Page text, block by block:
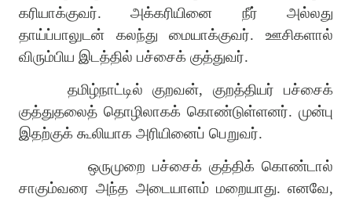
கரியாக்குவர். அக்கரியினை நீர் அல்லது
தாய்ப்பாலுடன் கலந்து மையாக்குவர். ஊசிகளால்
விரும்பிய இடத்தில் பச்சைக் குத்துவர்.
தமிழ்நாட்டில் குறவன், குறத்தியர் பச்சைக்
குத்துதலைத் தொழிலாகக் கொண்டுள்ளனர். முன்பு
இதற்குக் கூலியாக அரியினைப் பெறுவர்.
ஒருமுறை பச்சைக் குத்திக் கொண்டால்
சாகும்வரை அந்த அடையாளம் மறையாது. எனவே,